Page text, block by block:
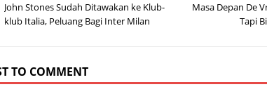
John Stones Sudah Ditawakan ke Klub-
klub Italia, Peluang Bagi Inter Milan
Masa Depan De
Tapi
TO COMMENT